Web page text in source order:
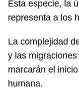
Esta especie, la
representa a los
La complejidad
y las
marcarán el
humana.